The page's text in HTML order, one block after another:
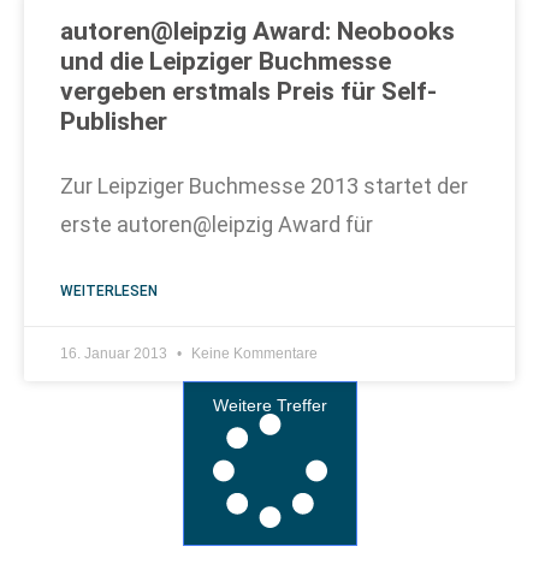
autoren@leipzig Award: Neobooks
und die Leipziger Buchmesse
vergeben erstmals Preis für Self-
Publisher
Zur Leipziger Buchmesse 2013 startet der
erste autoren@leipzig Award für
WEITERLESEN
16. Januar 2013 Keine Kommentare
Weitere Treffer